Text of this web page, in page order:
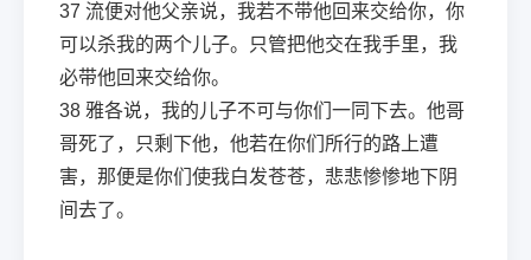
37 流便对他父亲说，我若不带他回来交给你，你
可以杀我的两个儿子。只管把他交在我手里，我
必带他回来交给你。
38 雅各说，我的儿子不可与你们一同下去。他哥
哥死了，只剩下他，他若在你们所行的路上遭
害，那便是你们使我白发苍苍，悲悲惨惨地下阴
间去了。